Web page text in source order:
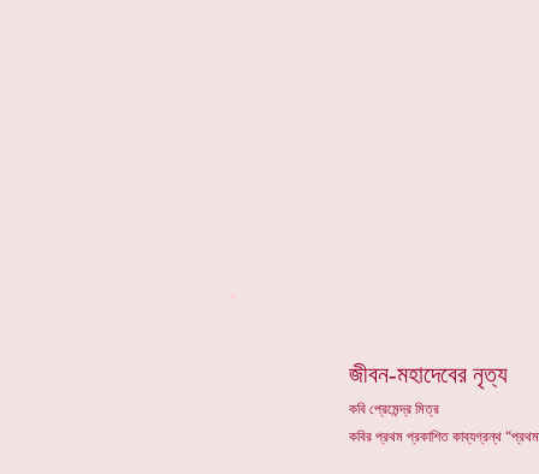
জীবন-মহাদেবের নৃত্য
কবি প্রেমেন্দ্র মিত্র
কবির প্রথম প্রকাশিত কাব্যগ্রন্থ